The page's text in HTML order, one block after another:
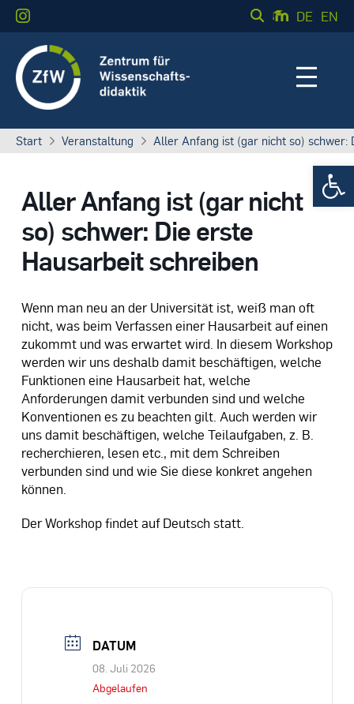
DE EN
Start Veranstaltung Aller Anfang ist (gar nicht so) schwer:
Aller Anfang ist (gar nicht
so) schwer: Die erste
Hausarbeit schreiben
Wenn man neu an der Universität ist, weiß man oft
nicht, was beim Verfassen einer Hausarbeit auf einen
zukommt und was erwartet wird. In diesem Workshop
werden wir uns deshalb damit beschäftigen, welche
Funktionen eine Hausarbeit hat, welche
Anforderungen damit verbunden sind und welche
Konventionen es zu beachten gilt. Auch werden wir
uns damit beschäftigen, welche Teilaufgaben, z. B.
recherchieren, lesen etc., mit dem Schreiben
verbunden sind und wie Sie diese konkret angehen
können.
Der Workshop findet auf Deutsch statt.
DATUM
08. Juli 2026
Abgelaufen